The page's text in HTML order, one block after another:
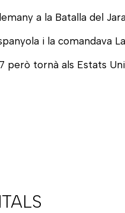
a la Batalla del
i la comandava
però tornà als Estats